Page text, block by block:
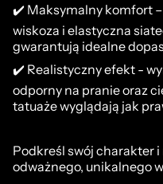
✔️ Maksymalny komfort
wiskoza i elastyczna
gwarantują idealne
✔️ Realistyczny efekt -
odporny na pranie oraz
tatuaże wyglądają jak
Podkreśl swój charakter
odważnego, unikalnego